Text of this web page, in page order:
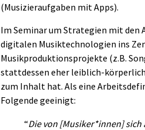
(Musizieraufgaben mit Apps).
Im Seminar um Strategien mit den
digitalen Musiktechnologien ins
Musikproduktionsprojekte (z.B.
stattdessen eher leiblich-
zum Inhalt hat. Als eine
Folgende geeinigt:
“Die von [Musiker*innen]